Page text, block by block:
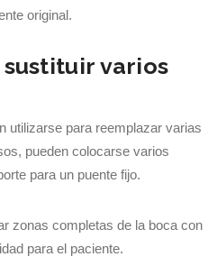
original.
varios
utilizarse para reemplazar varias
pueden colocarse varios
para un puente fijo.
zonas completas de la boca con
para el paciente.